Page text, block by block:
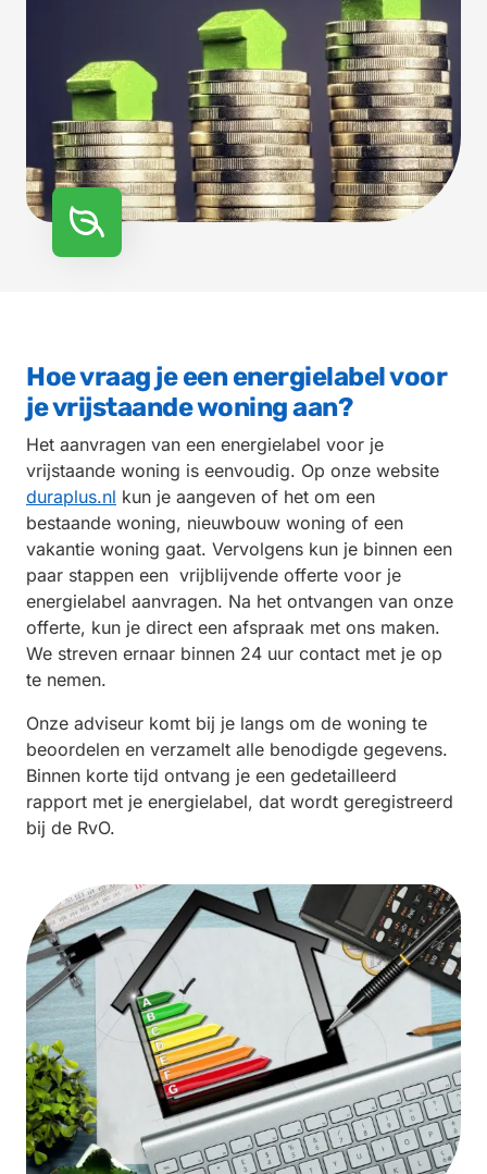
Hoe vraag je een energielabel voor
je vrijstaande woning aan?
Het aanvragen van een energielabel voor je
vrijstaande woning is eenvoudig. Op onze website
duraplus.nl kun je aangeven of het om een
bestaande woning, nieuwbouw woning of een
vakantie woning gaat. Vervolgens kun je binnen een
paar stappen een vrijblijvende offerte voor je
energielabel aanvragen. Na het ontvangen van onze
offerte, kun je direct een afspraak met ons maken.
We streven ernaar binnen 24 uur contact met je op
te nemen.
Onze adviseur komt bij je langs om de woning te
beoordelen en verzamelt alle benodigde gegevens.
Binnen korte tijd ontvang je een gedetailleerd
rapport met je energielabel, dat wordt geregistreerd
bij de RvO.